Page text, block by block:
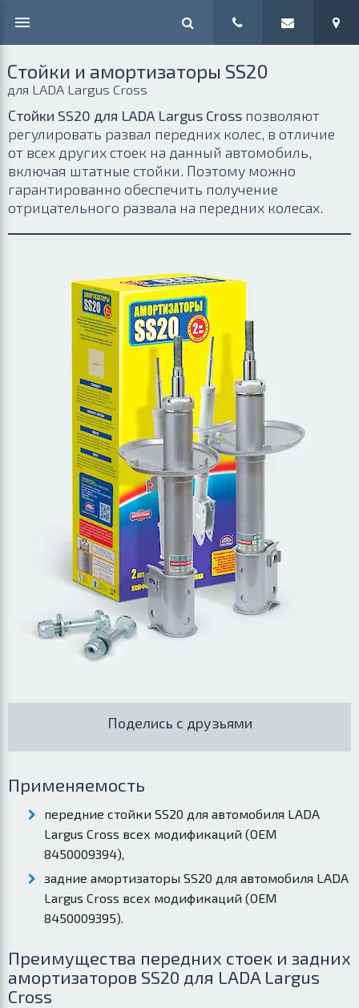
Стойки и амортизаторы SS20
для LADA Largus Cross
Стойки SS20 для LADA Largus Cross позволяют
регулировать развал передних колес, в отличие
от всех других стоек на данный автомобиль,
включая штатные стойки. Поэтому можно
гарантированно обеспечить получение
отрицательного развала на передних колесах.
Поделись с друзьями
Применяемость
передние стойки SS20 для автомобиля LADA
Largus Cross всех модификаций (OEM
8450009394),
задние амортизаторы SS20 для автомобиля LADA
Largus Cross всех модификаций (OEM
8450009395).
Преимущества передних стоек и задних
амортизаторов SS20 для LADA Largus
Cross